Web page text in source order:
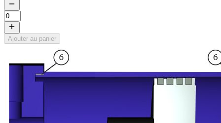
Ajouter au panier